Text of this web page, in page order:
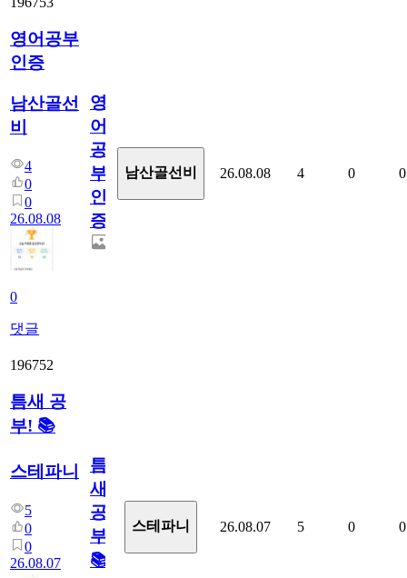
영어공부
인증
남산골선
비
4
0
0
26.08.08
0
댓글
영
어
공
부
인
증
남산골선비 26.08.08 4 0 0
196752
틈새 공
부! 📚
스테파니
5
0
0
26.08.07
틈
새
공
부!
📚
스테파니 26.08.07 5 0 0